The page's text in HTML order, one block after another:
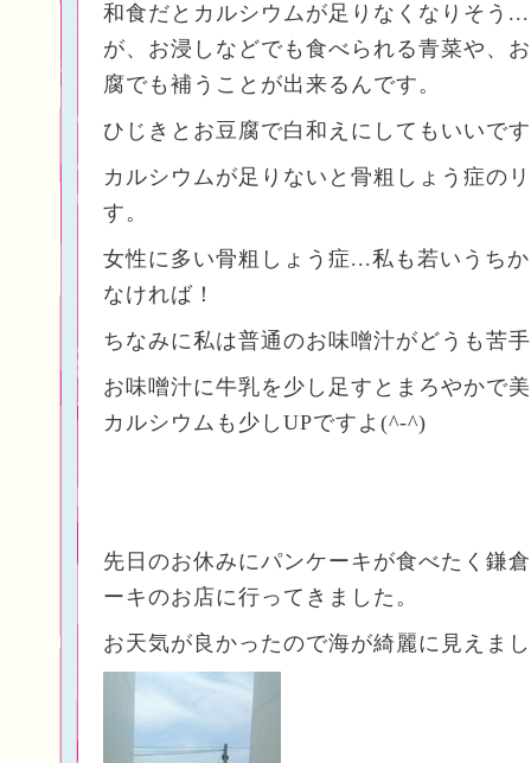
和食だとカルシウムが足りなくなりそう
が、お浸しなどでも食べられる青菜や、
腐でも補うことが出来るんです。
ひじきとお豆腐で白和えにしてもいいで
カルシウムが足りないと骨粗しょう症の
す。
女性に多い骨粗しょう症...私も若いうち
なければ！
ちなみに私は普通のお味噌汁がどうも苦
お味噌汁に牛乳を少し足すとまろやかで
カルシウムも少しUPですよ(^-^)
先日のお休みにパンケーキが食べたく鎌
ーキのお店に行ってきました。
お天気が良かったので海が綺麗に見えま